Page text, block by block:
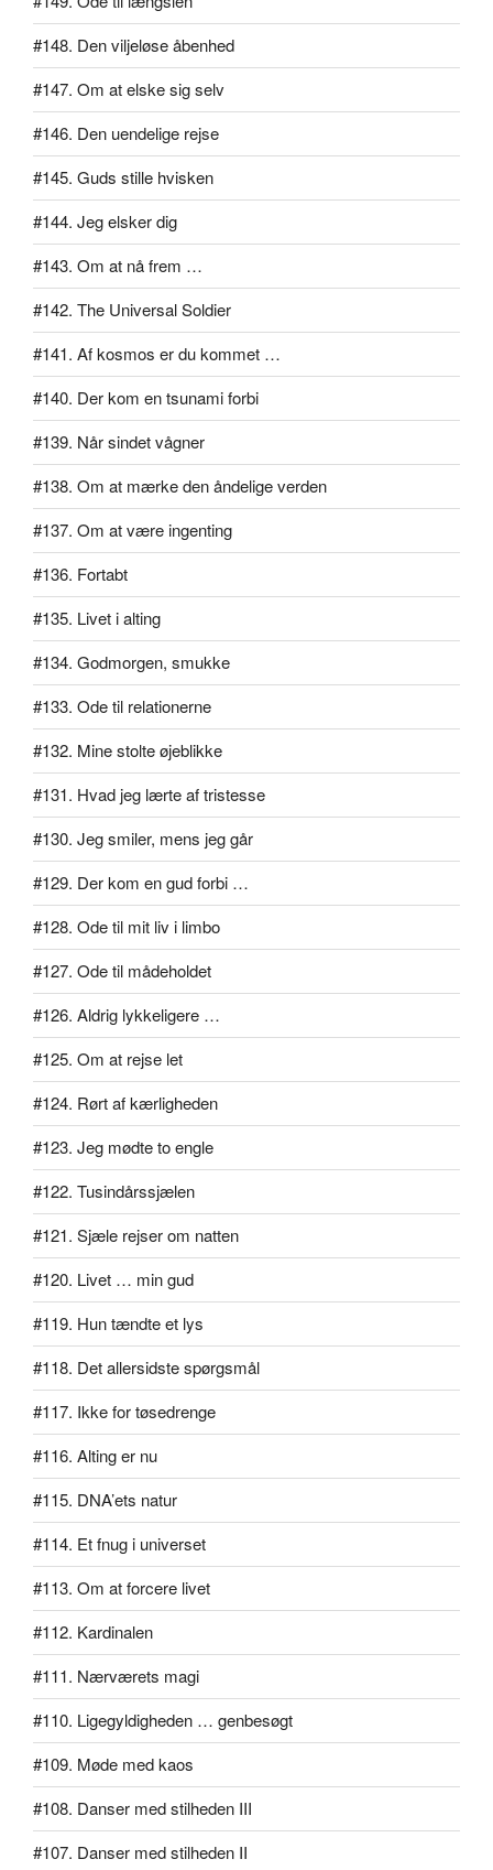
#148. Den viljeløse åbenhed
#147. Om at elske sig selv
#146. Den uendelige rejse
#145. Guds stille hvisken
#144. Jeg elsker dig
#143. Om at nå frem …
#142. The Universal Soldier
#141. Af kosmos er du kommet …
#140. Der kom en tsunami forbi
#139. Når sindet vågner
#138. Om at mærke den åndelige verden
#137. Om at være ingenting
#136. Fortabt
#135. Livet i alting
#134. Godmorgen, smukke
#133. Ode til relationerne
#132. Mine stolte øjeblikke
#131. Hvad jeg lærte af tristesse
#130. Jeg smiler, mens jeg går
#129. Der kom en gud forbi …
#128. Ode til mit liv i limbo
#127. Ode til mådeholdet
#126. Aldrig lykkeligere …
#125. Om at rejse let
#124. Rørt af kærligheden
#123. Jeg mødte to engle
#122. Tusindårssjælen
#121. Sjæle rejser om natten
#120. Livet … min gud
#119. Hun tændte et lys
#118. Det allersidste spørgsmål
#117. Ikke for tøsedrenge
#116. Alting er nu
#115. DNA’ets natur
#114. Et fnug i universet
#113. Om at forcere livet
#112. Kardinalen
#111. Nærværets magi
#110. Ligegyldigheden … genbesøgt
#109. Møde med kaos
#108. Danser med stilheden III
#107. Danser med stilheden II